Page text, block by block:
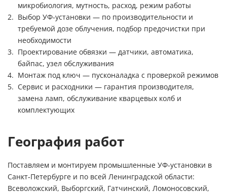
микробиология, мутность, расход, режим работы
Выбор УФ‑установки — по производительности и
требуемой дозе облучения, подбор предочистки при
необходимости
Проектирование обвязки — датчики, автоматика,
байпас, узел обслуживания
Монтаж под ключ — пусконаладка с проверкой режимов
Сервис и расходники — гарантия производителя,
замена ламп, обслуживание кварцевых колб и
комплектующих
География работ
Поставляем и монтируем промышленные УФ‑установки в
Санкт‑Петербурге и по всей Ленинградской области:
Всеволожский, Выборгский, Гатчинский, Ломоносовский,